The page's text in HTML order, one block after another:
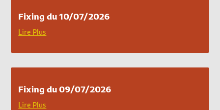
Fixing du 10/07/2026
Lire Plus
Fixing du 09/07/2026
Lire Plus